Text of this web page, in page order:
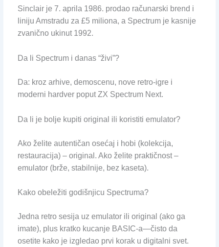
Sinclair je 7. aprila 1986. prodao računarski brend i
liniju Amstradu za £5 miliona, a Spectrum je kasnije
zvanično ukinut 1992.
Da li Spectrum i danas “živi”?
Da: kroz arhive, demoscenu, nove retro-igre i
moderni hardver poput ZX Spectrum Next.
Da li je bolje kupiti original ili koristiti emulator?
Ako želite autentičan osećaj i hobi (kolekcija,
restauracija) – original. Ako želite praktičnost –
emulator (brže, stabilnije, bez kaseta).
Kako obeležiti godišnjicu Spectruma?
Jedna retro sesija uz emulator ili original (ako ga
imate), plus kratko kucanje BASIC-a—čisto da
osetite kako je izgledao prvi korak u digitalni svet.